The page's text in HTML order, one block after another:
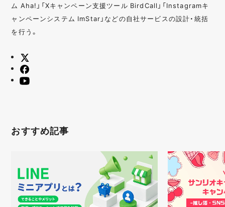
ム Aha!」「Xキャンペーン支援ツール BirdCall」「Instagramキ
ャンペーンシステム ImStar」などの自社サービスの設計・統括
を行う。
おすすめ記事